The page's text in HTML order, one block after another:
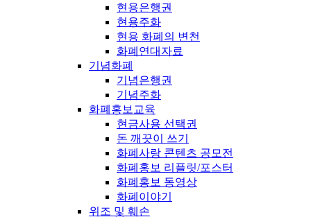
현용은행권
현용주화
현용 화폐의 변천
화폐연대자료
기념화폐
기념은행권
기념주화
화폐홍보교육
현금사용 선택권
돈 깨끗이 쓰기
화폐사랑 콘텐츠 공모전
화폐홍보 리플릿/포스터
화폐홍보 동영상
화폐이야기
위조 및 훼손